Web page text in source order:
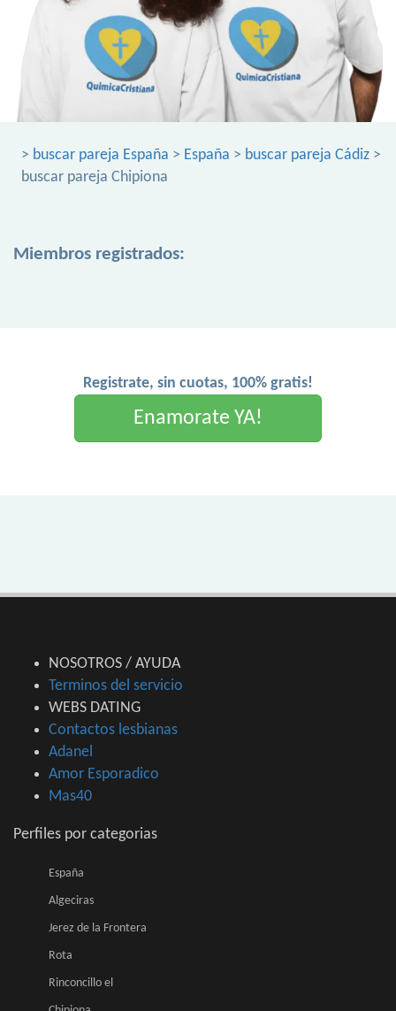
> buscar pareja España > España > buscar pareja Cádiz >
buscar pareja Chipiona
Miembros registrados:
Registrate, sin cuotas, 100% gratis!
Enamorate YA!
NOSOTROS / AYUDA
Terminos del servicio
WEBS DATING
Contactos lesbianas
Adanel
Amor Esporadico
Mas40
Perfiles por categorias
España
Algeciras
Jerez de la Frontera
Rota
Rinconcillo el